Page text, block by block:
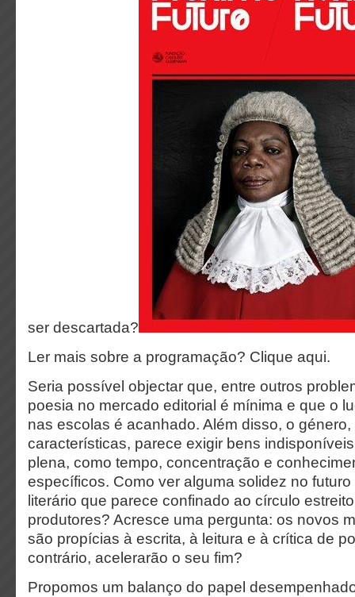
ser descartada?
Ler mais sobre a programação? Clique aqui.
Seria possível objectar que, entre outros
poesia no mercado editorial é mínima e que o
nas escolas é acanhado. Além disso, o
características, parece exigir bens
plena, como tempo, concentração e
específicos. Como ver alguma solidez no
literário que parece confinado ao círculo
produtores? Acresce uma pergunta: os novos
são propícias à escrita, à leitura e à crítica de
contrário, acelerarão o seu fim?
Propomos um balanço do papel